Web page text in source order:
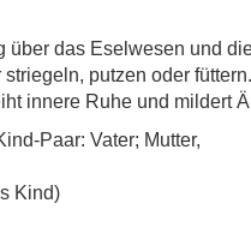
über das Eselwesen und
striegeln, putzen oder
innere Ruhe und mildert
Paar: Vater; Mutter,
Kind)